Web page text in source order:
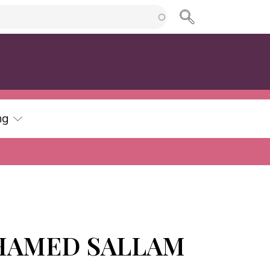
SALLAM